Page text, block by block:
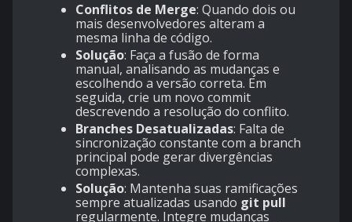
Conflitos de Merge: Quando dois ou
mais desenvolvedores alteram a
mesma linha de código.
Solução: Faça a fusão de forma
manual, analisando as mudanças e
escolhendo a versão correta. Em
seguida, crie um novo commit
descrevendo a resolução do conflito.
Branches Desatualizadas: Falta de
sincronização constante com a branch
principal pode gerar divergências
complexas.
Solução: Mantenha suas ramificações
sempre atualizadas usando git pull
regularmente. Integre mudanças